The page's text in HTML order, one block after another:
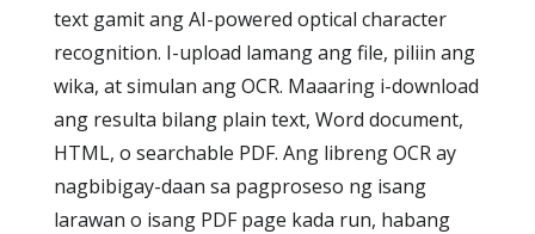
text gamit ang AI-powered optical character
recognition. I-upload lamang ang file, piliin ang
wika, at simulan ang OCR. Maaaring i-download
ang resulta bilang plain text, Word document,
HTML, o searchable PDF. Ang libreng OCR ay
nagbibigay-daan sa pagproseso ng isang
larawan o isang PDF page kada run, habang